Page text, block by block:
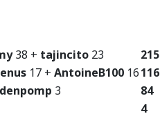
38 + tajincito 23
215
17 + AntoineB100 16116
3
84
4